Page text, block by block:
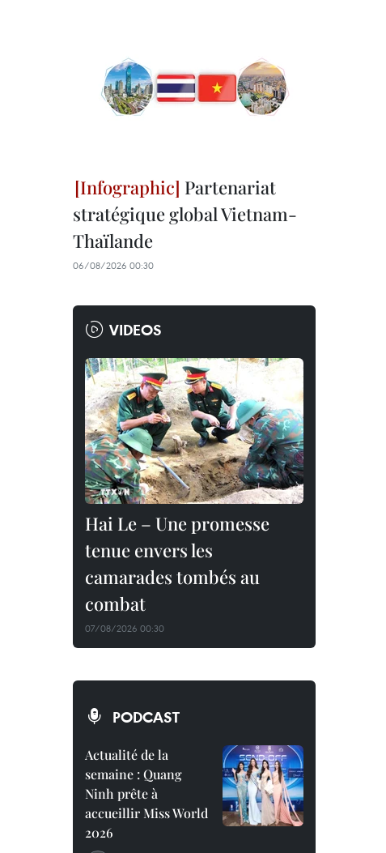
Partenariat
stratégique global Vietnam-
Thaïlande
06/08/2026 00:30
VIDEOS
Hai Le – Une promesse
tenue envers les
camarades tombés au
combat
07/08/2026 00:30
PODCAST
Actualité de la
semaine : Quang
Ninh prête à
accueillir Miss World
2026